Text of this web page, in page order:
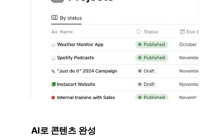
AI로 콘텐츠 완성